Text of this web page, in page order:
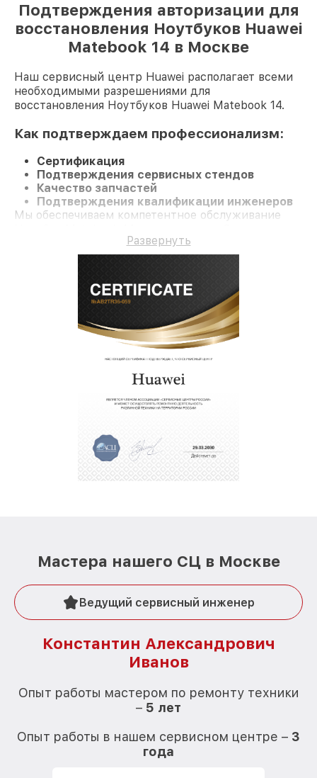
Подтверждения авторизации для
восстановления Ноутбуков Huawei
Matebook 14 в Москве
Наш сервисный центр Huawei располагает всеми
необходимыми разрешениями для
восстановления Ноутбуков Huawei Matebook 14.
Как подтверждаем профессионализм:
Сертификация
Подтверждения сервисных стендов
Качество запчастей
Подтверждения квалификации инженеров
Мы обеспечиваем компетентное обслуживание
Развернуть
Мастера нашего СЦ в Москве
Ведущий сервисный инженер
Константин Александрович
Иванов
Опыт работы мастером по ремонту техники
– 5 лет
Опыт работы в нашем сервисном центре – 3
года